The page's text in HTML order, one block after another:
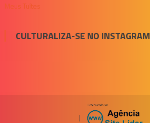
Meus Tuítes
CULTURALIZA-SE NO INSTAGRAM
|